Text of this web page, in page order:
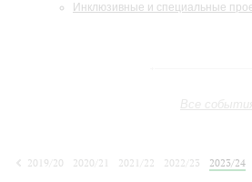
Инклюзивные и специальные
Все
2019/20
2020/21 2021/22 2022/23
2023/24